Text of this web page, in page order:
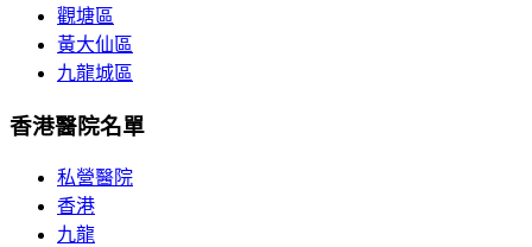
觀塘區
黃大仙區
九龍城區
香港醫院名單
私營醫院
香港
九龍